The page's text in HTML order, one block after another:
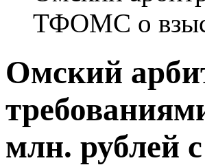
ТФОМС о
Омский
млн. рублей